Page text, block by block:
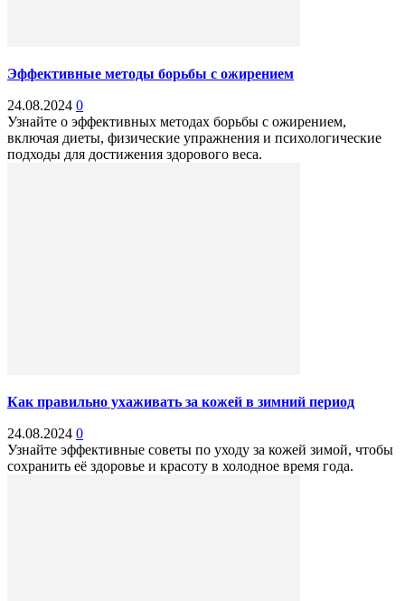
Эффективные методы борьбы с ожирением
24.08.2024 0
Узнайте о эффективных методах борьбы с ожирением,
включая диеты, физические упражнения и психологические
подходы для достижения здорового веса.
Как правильно ухаживать за кожей в зимний период
24.08.2024 0
Узнайте эффективные советы по уходу за кожей зимой, чтобы
сохранить её здоровье и красоту в холодное время года.